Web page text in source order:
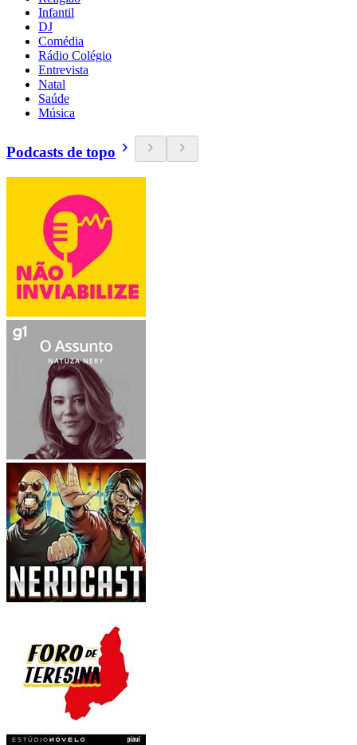
Infantil
DJ
Comédia
Rádio Colégio
Entrevista
Natal
Saúde
Música
Podcasts de topo